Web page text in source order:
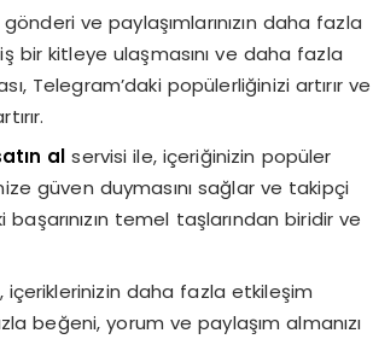
ve paylaşımlarınızın daha fazla
bir kitleye ulaşmasını ve daha fazla
Telegram’daki popülerliğinizi artırır ve
al servisi ile, içeriğinizin popüler
güven duymasını sağlar ve takipçi
başarınızın temel taşlarından biridir ve
içeriklerinizin daha fazla etkileşim
beğeni, yorum ve paylaşım almanızı